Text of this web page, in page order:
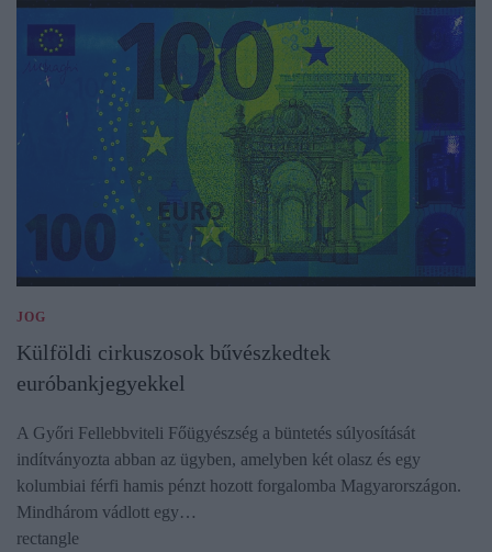
JOG
Külföldi cirkuszosok bűvészkedtek
euróbankjegyekkel
A Győri Fellebbviteli Főügyészség a büntetés súlyosítását
indítványozta abban az ügyben, amelyben két olasz és egy
kolumbiai férfi hamis pénzt hozott forgalomba Magyarországon.
Mindhárom vádlott egy…
rectangle